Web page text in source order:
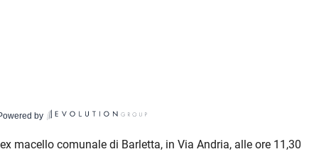
by
macello comunale di Barletta, in Via Andria, alle ore 11,30